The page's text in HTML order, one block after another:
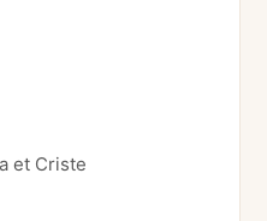
et Criste